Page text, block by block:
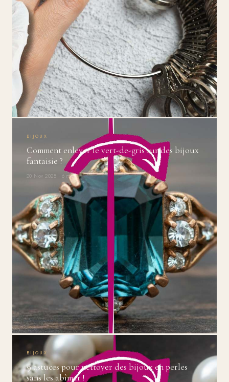
BIJOUX
Comment enlever le vert-de-gris sur des bijoux
fantaisie ?
20 Nov 2025 · 6 min
BIJOUX
9 astuces pour nettoyer des bijoux en perles
sans les abîmer !